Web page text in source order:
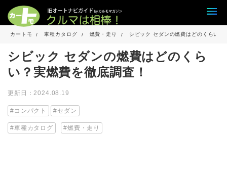
カートモ 車種カタログ 燃費・走り シビック セダンの燃費はどのくらい？
シビック セダンの燃費はどのくら
い？実燃費を徹底調査！
更新日：2024.08.19
コンパクト セダン
車種カタログ 燃費・走り